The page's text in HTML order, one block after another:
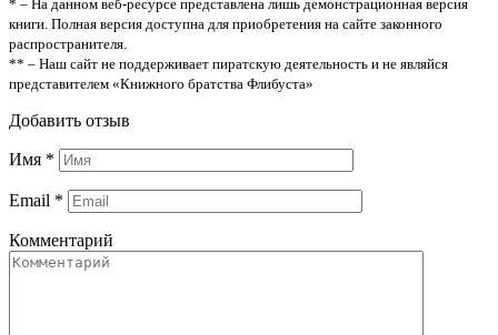
* – На данном веб-ресурсе представлена лишь демонстрационная версия
книги. Полная версия доступна для приобретения на сайте законного
распространителя.
** – Наш сайт не поддерживает пиратскую деятельность и не являйся
представителем «Книжного братства Флибуста»
Добавить отзыв
Имя *
Email *
Комментарий